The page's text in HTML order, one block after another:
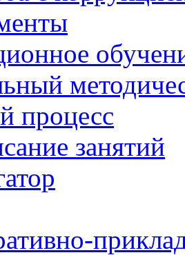
процесс
занятий